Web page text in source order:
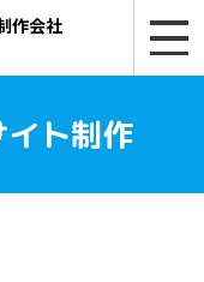
作会社
イト制作